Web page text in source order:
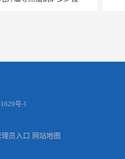
天然气真空炉厂家
号-1
理员入口 网站地图